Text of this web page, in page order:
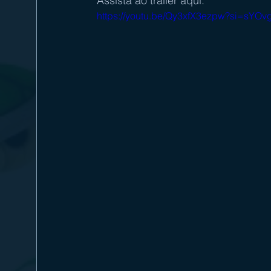
https://youtu.be/